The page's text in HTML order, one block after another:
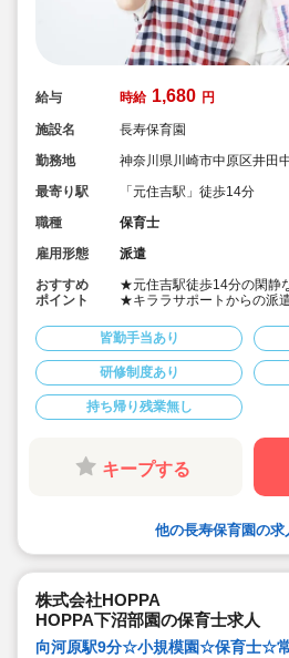
給与 時給 1,680 円
施設名
長寿保育園
勤務地
神奈川県川崎市中原区井田
最寄り駅
「元住吉駅」徒歩14分
職種
保育士
雇用形態
派遣
おすすめ
ポイント
★元住吉駅徒歩14分の閑静
★キララサポートからの派
★勤務日数・時間等の相談
★社会保険完備・皆勤手当
★会員制福利厚生サービス
皆勤手当あり
研修制度あり
持ち帰り残業無し
キープする
他の長寿保育園の求
株式会社HOPPA
HOPPA下沼部園の保育士求人
向河原駅9分☆小規模園☆保育士☆